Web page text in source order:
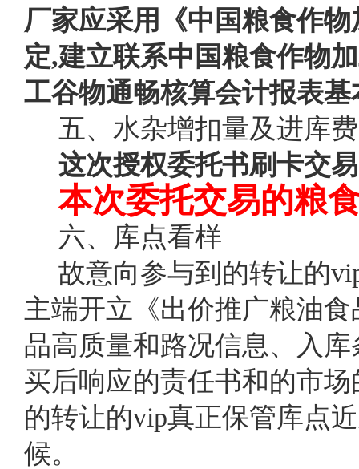
厂家应采用《中国粮食作
定,建立联系中国粮食作物
工谷物通畅核算会计报表基
五、水杂增扣量及进库费
这次授权委托书刷卡交
本次委托交易的粮
六、库点看样
故意向参与到的转让的
主端开立《出价推广粮油
品高质量和路况信息、入
买后响应的责任书和的市
的转让的vip真正保管库点
候。